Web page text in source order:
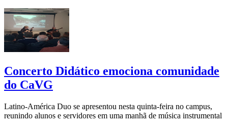
Concerto Didático emociona comunidade
do CaVG
Latino-América Duo se apresentou nesta quinta-feira no campus,
reunindo alunos e servidores em uma manhã de música instrumental